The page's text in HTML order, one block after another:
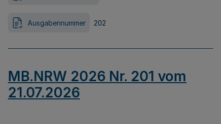
Ausgabennummer 202
MB.NRW 2026 Nr. 201 vom
21.07.2026